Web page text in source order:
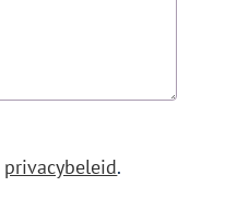
privacybeleid.